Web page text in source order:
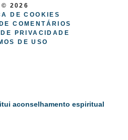
© 2026
DE COOKIES
COMENTÁRIOS
PRIVACIDADE
DE USO
aconselhamento espiritual